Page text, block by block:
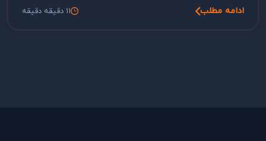
ادامه مطلب 11 دقیقه دقیقه